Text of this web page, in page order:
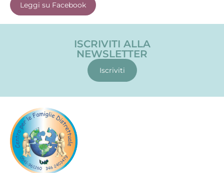
Leggi su Facebook
ISCRIVITI ALLA
NEWSLETTER
Iscriviti